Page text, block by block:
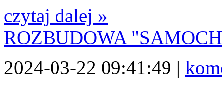
czytaj dalej »
ROZBUDOWA
2024-03-22 09:41:49 |